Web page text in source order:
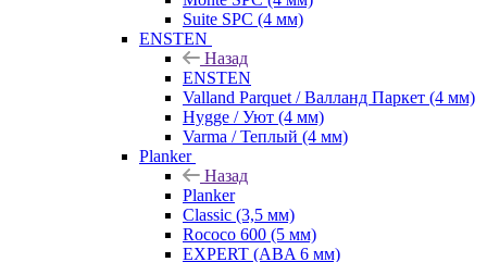
Suite SPC (4 мм)
ENSTEN
Назад
ENSTEN
Valland Parquet / Валланд Паркет (4 мм)
Hygge / Уют (4 мм)
Varma / Теплый (4 мм)
Planker
Назад
Planker
Classic (3,5 мм)
Rococo 600 (5 мм)
EXPERT (ABA 6 мм)